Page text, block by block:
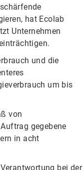
hat Ecolab
Unternehmen
und die
um bis
von
gegebene
in acht
bei der